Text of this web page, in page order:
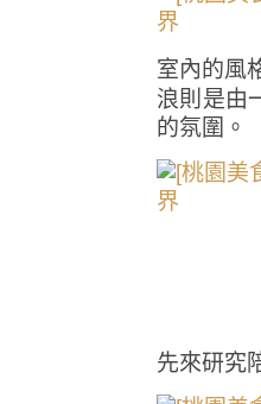
室內的風
浪則是由
的氛圍。
先來研究